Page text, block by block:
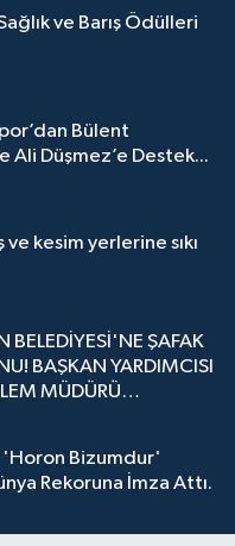
ve Barış Ödülleri
Bülent
Ali Düşmez’e Destek...
ve kesim yerlerine sıkı
BELEDİYESİ'NE ŞAFAK
BAŞKAN YARDIMCISI
MÜDÜRÜ
Bizumdur'
Rekoruna İmza Attı.